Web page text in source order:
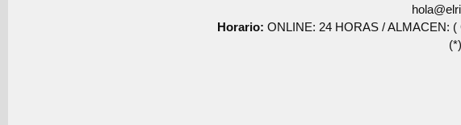
Horario:ONLINE: 24 HORAS / ALMACEN: